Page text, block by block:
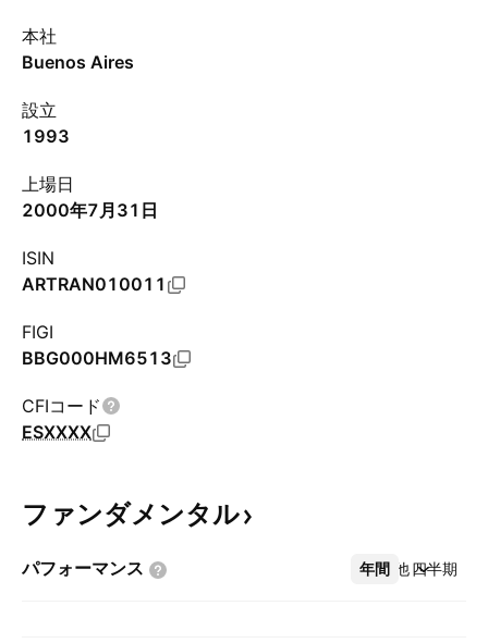
本社
Buenos Aires
設立
1993
上場日
2000年7月31日
ISIN
ARTRAN010011
FIGI
BBG000HM6513
CFIコード
ESXXXX
ファンダメンタル
パフォーマンス 年間 四半期
その他